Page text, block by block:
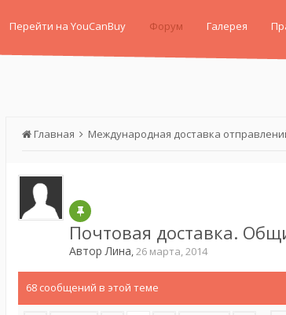
Перейти на YouCanBuy Форум Галерея
Главная Международная доставка
Почтовая доставка.
АвторЛина,26 марта, 2014
68 сообщений в этой теме